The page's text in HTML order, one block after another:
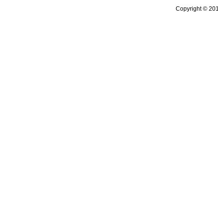
Copyright ©